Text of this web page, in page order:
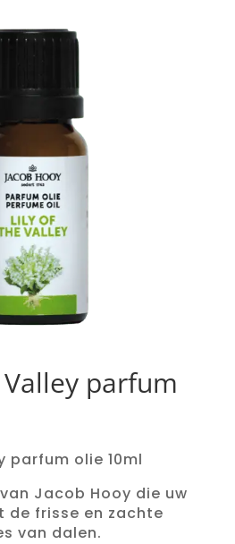
parfum
parfum olie 10ml
Jacob Hooy die uw
de frisse en zachte
van dalen.